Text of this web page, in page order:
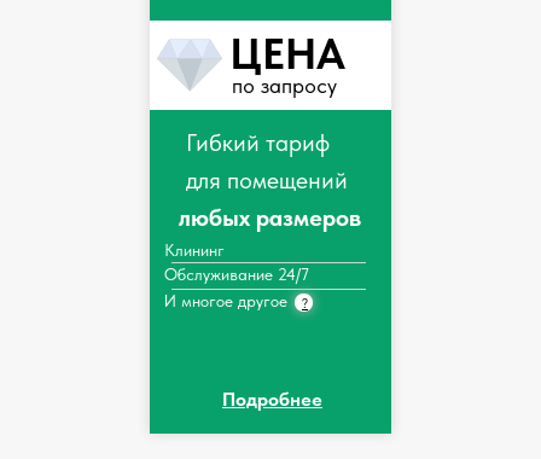
ЦЕНА
по запросу
Гибкий тариф
для помещений
любых размеров
Клининг
Обслуживание 24/7
И многое другое
Подробнее
?